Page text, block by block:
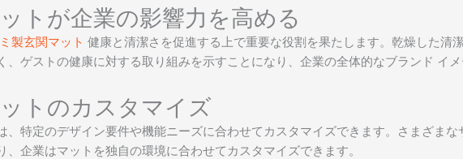
トが企業の影響力を高める
製玄関マット 健康と清潔さを促進する上で重要な役割を果たします。乾燥した清
ゲストの健康に対する取り組みを示すことになり、企業の全体的なブランド イメ
トのカスタマイズ
、特定のデザイン要件や機能ニーズに合わせてカスタマイズできます。さまざま
企業はマットを独自の環境に合わせてカスタマイズできます。